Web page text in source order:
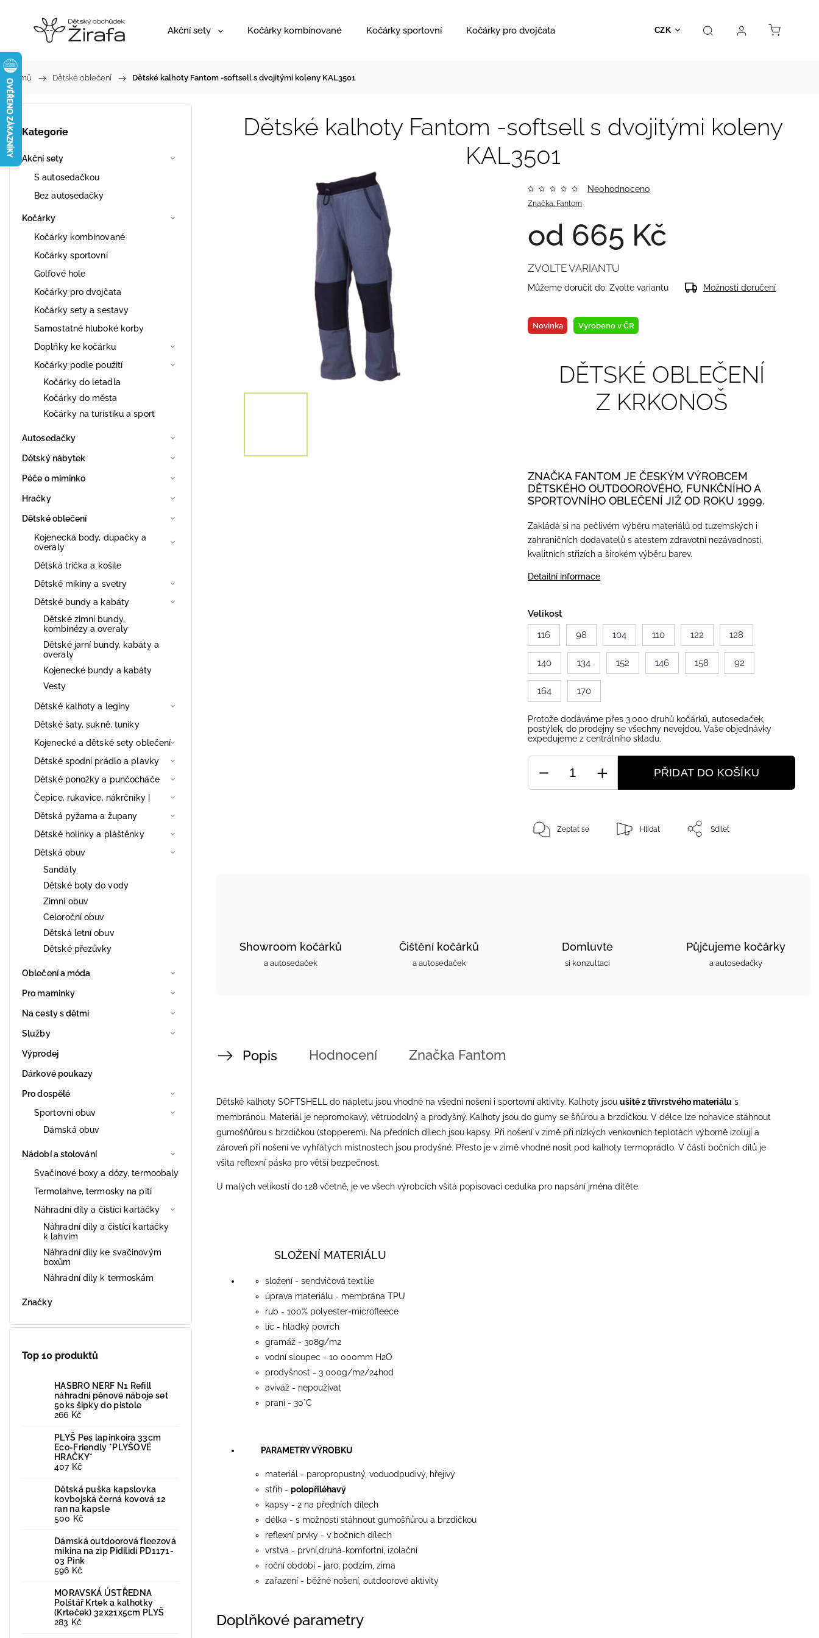
CZK
Akční sety Kočárky kombinované Kočárky sportovní Kočárky pro dvojčata Hračky Prodejna Kontakt
Domů / Dětské oblečení / Dětské kalhoty Fantom -softsell s dvojitými koleny KAL3501
Kategorie
Akční sety
S autosedačkou
Bez autosedačky
Kočárky
Kočárky kombinované
Kočárky sportovní
Golfové hole
Kočárky pro dvojčata
Kočárky sety a sestavy
Samostatné hluboké korby
Doplňky ke kočárku
Kočárky podle použití
Kočárky do letadla
Kočárky do města
Kočárky na turistiku a sport
Autosedačky
Dětský nábytek
Péče o miminko
Hračky
Dětské oblečení
Kojenecká body, dupačky a
overaly
Dětská trička a košile
Dětské mikiny a svetry
Dětské bundy a kabáty
Dětské zimní bundy,
kombinézy a overaly
Dětské jarní bundy, kabáty a
overaly
Kojenecké bundy a kabáty
Vesty
Dětské kalhoty a legíny
Dětské šaty, sukně, tuniky
Kojenecké a dětské sety oblečení
Dětské spodní prádlo a plavky
Dětské ponožky a punčocháče
Čepice, rukavice, nákrčníky |
Dětská pyžama a župany
Dětské holínky a pláštěnky
Dětská obuv
Sandály
Dětské boty do vody
Zimní obuv
Celoroční obuv
Dětská letní obuv
Dětské přezůvky
Oblečení a móda
Pro maminky
Na cesty s dětmi
Služby
Výprodej
Dárkové poukazy
Pro dospělé
Sportovní obuv
Dámská obuv
Nádobí a stolování
Svačinové boxy a dózy, termoobaly
Termolahve, termosky na pití
Náhradní díly a čistící kartáčky
Náhradní díly a čistící kartáčky
k lahvím
Náhradní díly ke svačinovým
boxům
Náhradní díly k termoskám
Značky
Top 10 produktů
HASBRO NERF N1 Refill
náhradní pěnové náboje set
50ks šipky do pistole
266 Kč
PLYŠ Pes lapinkoira 33cm
Eco-Friendly *PLYŠOVÉ
HRAČKY*
407 Kč
Dětská puška kapslovka
kovbojská černá kovová 12
ran na kapsle
500 Kč
Dámská outdoorová fleezová
mikina na zip Pidilidi PD1171-
03 Pink
596 Kč
MORAVSKÁ ÚSTŘEDNA
Polštář Krtek a kalhotky
(Krteček) 32x21x5cm PLYŠ
283 Kč
Dětské kalhoty Fantom -softsell s dvojitými koleny
KAL3501
Značka: Fantom
Neohodnoceno
od 665 Kč
Novinka Vyrobeno v ČR
DĚTSKÉ OBLEČENÍ
Z KRKONOŠ
ZNAČKA FANTOM JE ČESKÝM VÝROBCEM
DĚTSKÉHO OUTDOOROVÉHO, FUNKČNÍHO A
SPORTOVNÍHO OBLEČENÍ JIŽ OD ROKU 1999.
Zakládá si na pečlivém výběru materiálů od tuzemských i
zahraničních dodavatelů s atestem zdravotní nezávadnosti,
kvalitních střizích a širokém výběru barev.
Detailní informace
Velikost
116
98 104 110 122 128
140 134 152 146 158 92
164 170
ZVOLTE VARIANTU
Můžeme doručit do: Zvolte variantu Možnosti doručení
Protože dodáváme přes 3.000 druhů kočárků, autosedaček,
postýlek, do prodejny se všechny nevejdou. Vaše objednávky
expedujeme z centrálního skladu.
PŘIDAT DO KOŠÍKU
Zeptat se Hlídat Sdílet
Showroom kočárků
a autosedaček
Čištění kočárků
a autosedaček
Domluvte
si konzultaci
Půjčujeme kočárky
a autosedačky
Popis Hodnocení Značka Fantom
Dětské kalhoty SOFTSHELL do nápletu jsou vhodné na všední nošení i sportovní aktivity. Kalhoty jsou ušité z třívrstvého materiálu s
membránou. Materiál je nepromokavý, větruodolný a prodyšný. Kalhoty jsou do gumy se šňůrou a brzdičkou. V délce lze nohavice stáhnout
gumošňůrou s brzdičkou (stopperem). Na předních dílech jsou kapsy. Při nošení v zimě při nízkých venkovních teplotách výborně izolují a
zároveň při nošení ve vyhřátých místnostech jsou prodyšné. Přesto je v zimě vhodné nosit pod kalhoty termoprádlo. V části bočních dílů je
všita reflexní páska pro větší bezpečnost.
U malých velikostí do 128 včetně, je ve všech výrobcích všitá popisovací cedulka pro napsání jména dítěte.
SLOŽENÍ MATERIÁLU
složení - sendvičová textilie
úprava materiálu - membrána TPU
rub - 100% polyester=microfleece
líc - hladký povrch
gramáž - 308g/m2
vodní sloupec - 10 000mm H2O
prodyšnost - 3 000g/m2/24hod
aviváž - nepoužívat
praní - 30°C
PARAMETRY VÝROBKU
materiál - paropropustný, voduodpudivý, hřejivý
střih - polopřiléhavý
kapsy - 2 na předních dílech
délka - s možností stáhnout gumošňůrou a brzdičkou
reflexní prvky - v bočních dílech
vrstva - první,druhá-komfortní, izolační
roční období - jaro, podzim, zima
zařazení - běžné nošení, outdoorové aktivity
Doplňkové parametry